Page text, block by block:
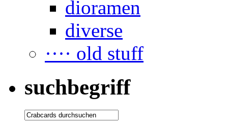
dioramen
diverse
···· old stuff
suchbegriff